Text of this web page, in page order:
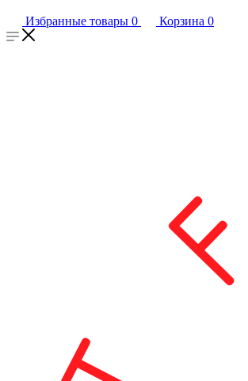
Избранные товары 0 Корзина 0